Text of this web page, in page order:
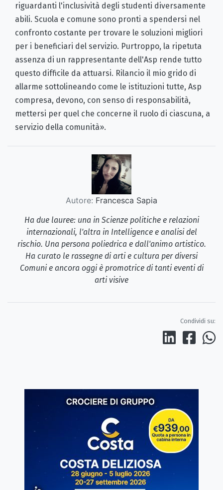
riguardanti l'inclusività degli studenti diversamente
abili. Scuola e comune sono pronti a spendersi nel
confronto costante per trovare le soluzioni migliori
per i beneficiari del servizio. Purtroppo, la ripetuta
assenza di un rappresentante dell'Asp rende tutto
questo difficile da attuarsi. Rilancio il mio grido di
allarme sottolineando come le istituzioni tutte, Asp
compresa, devono, con senso di responsabilità,
mettersi per quel che concerne il ruolo di ciascuna, a
servizio della comunità».
Autore: Francesca Sapia
Ha due lauree: una in Scienze politiche e relazioni
internazionali, l'altra in Intelligence e analisi del
rischio. Una persona poliedrica e dall'animo artistico.
Ha curato le rassegne di arti e cultura per diversi
Comuni e ancora oggi è promotrice di tanti eventi di
arti visive
Condividi su: